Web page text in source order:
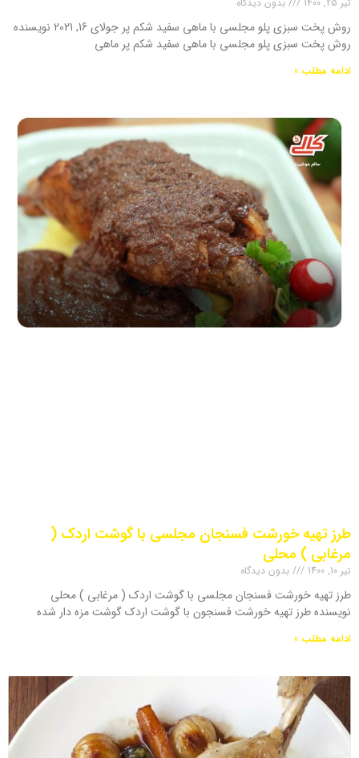
روش پخت سبزی پلو مجلسی با ماهی سفید شکم پر جولای 16, 2021 نویسنده
روش پخت سبزی پلو مجلسی با ماهی سفید شکم پر ماهی
ادامه مطلب »
طرز تهیه خورشت فسنجان مجلسی با گوشت اردک (
مرغابی ) محلی
تیر 10, 1400 بدون دیدگاه
طرز تهیه خورشت فسنجان مجلسی با گوشت اردک ( مرغابی ) محلی
نویسنده طرز تهیه خورشت فسنجون با گوشت اردک گوشت مزه دار شده
ادامه مطلب »